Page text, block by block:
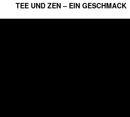
r
TEE UND ZEN – EIN GESCHMACK